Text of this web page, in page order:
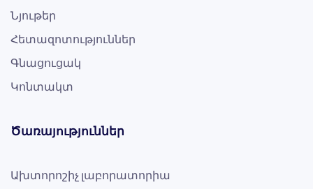
Նյութեր
Հետազոտություններ
Գնացուցակ
Կոնտակտ
Ծառայություններ
Ախտորոշիչ լաբորատորիա